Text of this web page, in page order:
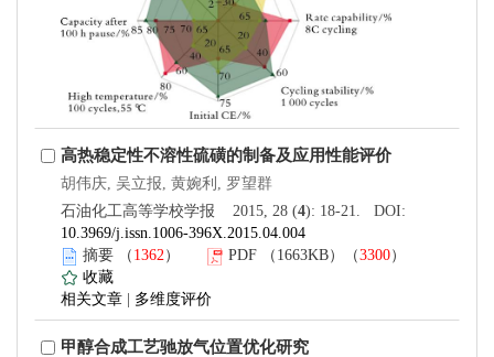
高热稳定性不溶性硫磺的制备及应用性能评价
胡伟庆, 吴立报, 黄婉利, 罗望群
石油化工高等学校学报 2015, 28 (4): 18-21. DOI:
10.3969/j.issn.1006-396X.2015.04.004
摘要 （ 1362 ） PDF （1663KB）（3300）
收藏
相关文章
多维度评价
甲醇合成工艺驰放气位置优化研究